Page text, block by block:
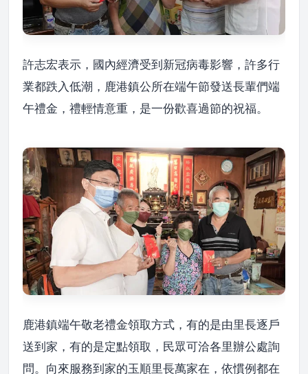
許志宏表示，國內經濟受到新冠病毒影響，許多行
業都跌入低潮，鹿港鎮公所在端午節發送長輩們端
午禮金，禮輕情意重，是一份歡喜過節的祝福。
鹿港鎮端午敬老禮金領取方式，有的是由里長逐戶
送到家，有的是定點領取，民眾可洽各里辦公處詢
問。向來服務到家的玉順里長萬家在，依慣例都在